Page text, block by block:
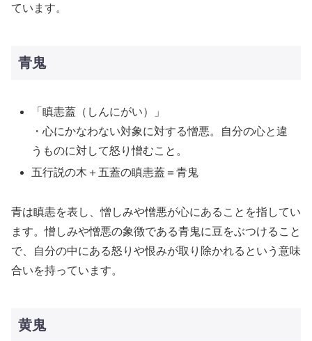
ています。
青鬼
「瞋恚蓋（しんにがい）」
・心にかなわない対象に対する憎悪。自分の心と違
うものに対して怒り憎むこと。
五行説の木＋五蓋の瞋恚蓋＝青鬼
青は瞋恚を表し、憎しみや憎悪が心にあることを指してい
ます。憎しみや憎悪の象徴である青鬼に豆をぶつけること
で、自分の中にある怒りや恨みが取り除かれるという意味
合いを持っています。
黄鬼